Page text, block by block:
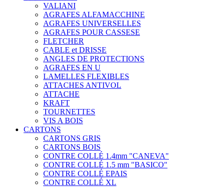
VALIANI
AGRAFES ALFAMACCHINE
AGRAFES UNIVERSELLES
AGRAFES POUR CASSESE
FLETCHER
CABLE et DRISSE
ANGLES DE PROTECTIONS
AGRAFES EN U
LAMELLES FLEXIBLES
ATTACHES ANTIVOL
ATTACHE
KRAFT
TOURNETTES
VIS A BOIS
CARTONS
CARTONS GRIS
CARTONS BOIS
CONTRE COLLÉ 1.4mm "CANEVA"
CONTRE COLLÉ 1.5 mm "BASICO"
CONTRE COLLÉ EPAIS
CONTRE COLLÉ XL